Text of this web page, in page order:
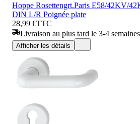
Hoppe Rosettengrt.Paris E58/42KV/
DIN L/R Poignée plate
28,99 €TTC
Livraison au plus tard le 3-4 semaines
Afficher les détails